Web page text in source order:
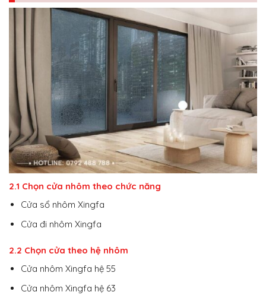
2.1 Chọn cửa nhôm theo chức năng
Cửa sổ nhôm Xingfa
Cửa đi nhôm Xingfa
2.2 Chọn cửa theo hệ nhôm
Cửa nhôm Xingfa hệ 55
Cửa nhôm Xingfa hệ 63